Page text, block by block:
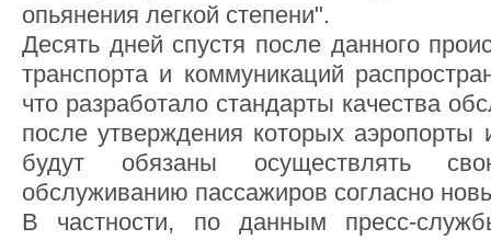
опьянения легкой степени".
Десять дней спустя после данного
транспорта и коммуникаций
что разработало стандарты качества
после утверждения которых аэропорты
будут обязаны осуществлять
обслуживанию пассажиров согласно
В частности, по данным пресс-